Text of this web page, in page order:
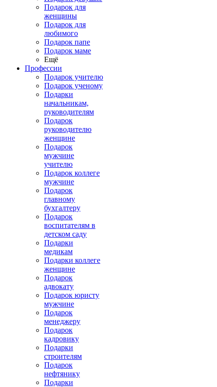
Подарок для
женщины
Подарок для
любимого
Подарок папе
Подарок маме
Ещё
Профессии
Подарок учителю
Подарок ученому
Подарки
начальникам,
руководителям
Подарок
руководителю
женщине
Подарок
мужчине
учителю
Подарок коллеге
мужчине
Подарок
главному
бухгалтеру
Подарок
воспитателям в
детском саду
Подарки
медикам
Подарки коллеге
женщине
Подарок
адвокату
Подарок юристу
мужчине
Подарок
менеджеру
Подарок
кадровику
Подарки
строителям
Подарок
нефтянику
Подарки